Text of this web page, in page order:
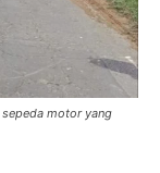
motor yang